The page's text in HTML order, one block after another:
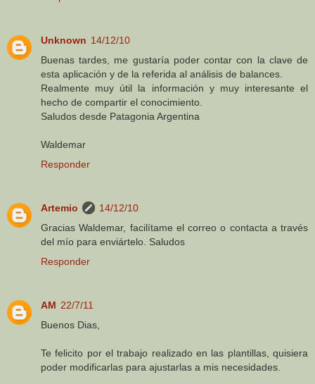
Unknown 14/12/10
Buenas tardes, me gustaría poder contar con la clave de
esta aplicación y de la referida al análisis de balances.
Realmente muy útil la información y muy interesante el
hecho de compartir el conocimiento.
Saludos desde Patagonia Argentina
Waldemar
Responder
Artemio
14/12/10
Gracias Waldemar, facilítame el correo o contacta a través
del mío para enviártelo. Saludos
Responder
AM 22/7/11
Buenos Dias,
Te felicito por el trabajo realizado en las plantillas, quisiera
poder modificarlas para ajustarlas a mis necesidades.